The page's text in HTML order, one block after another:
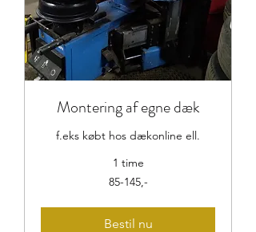
Montering af egne dæk
f.eks købt hos dækonline ell.
1 time
85-145,-
Bestil nu